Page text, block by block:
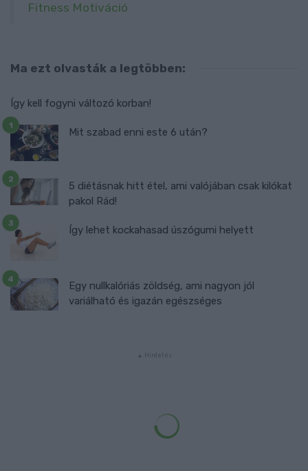
Fitness Motiváció
Ma ezt olvasták a legtöbben:
Így kell fogyni változó korban!
Mit szabad enni este 6 után?
5 diétásnak hitt étel, ami valójában csak kilókat
pakol Rád!
Így lehet kockahasad úszógumi helyett
Egy nullkalóriás zöldség, ami nagyon jól
variálható és igazán egészséges